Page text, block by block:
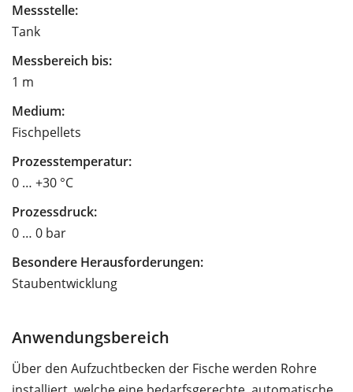
Messstelle:
Tank
Messbereich bis:
1 m
Medium:
Fischpellets
Prozesstemperatur:
0 … +30 °C
Prozessdruck:
0 … 0 bar
Besondere Herausforderungen:
Staubentwicklung
Anwendungsbereich
Über den Aufzuchtbecken der Fische werden Rohre